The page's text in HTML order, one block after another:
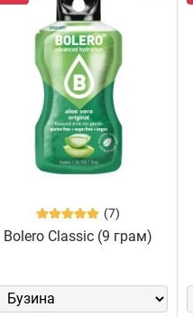
(7)
Bolero Classic (9 грам)